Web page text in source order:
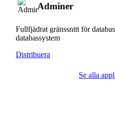
Adminer
Fullfjädrat gränssnitt för
databassystem
Distribuera
Se alla